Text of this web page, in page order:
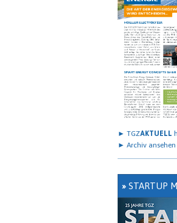
► TGZAKTUELL
► Archiv ansehen
» STARTUP